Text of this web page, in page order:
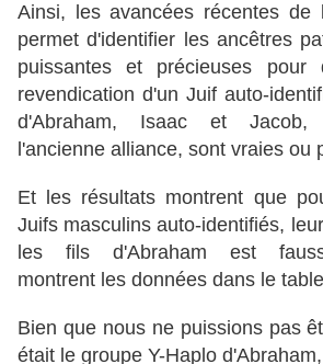
Ainsi, les avancées récentes de
permet d'identifier les ancêtres
puissantes et précieuses pour
revendication d'un Juif auto-
d'Abraham, Isaac et Jacob,
l'ancienne alliance, sont vraies ou
Et les résultats montrent que
Juifs masculins auto-identifiés,
les fils d'Abraham est
montrent les données dans le
Bien que nous ne puissions pas
était le groupe Y-Haplo